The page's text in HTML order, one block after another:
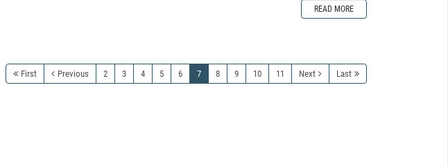
READ MORE
First Previous 2 3 4 5 6 7 8 9 10 11 Next Last